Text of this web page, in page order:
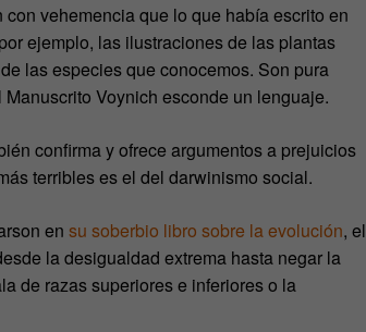
vehemencia que lo que había escrito en
ejemplo, las ilustraciones de las plantas
las especies que conocemos. Son pura
Voynich esconde un lenguaje.
confirma y ofrece argumentos a prejuicios
terribles es el del darwinismo social.
en su soberbio libro sobre la evolución, el
la desigualdad extrema hasta negar la
de razas superiores e inferiores o la